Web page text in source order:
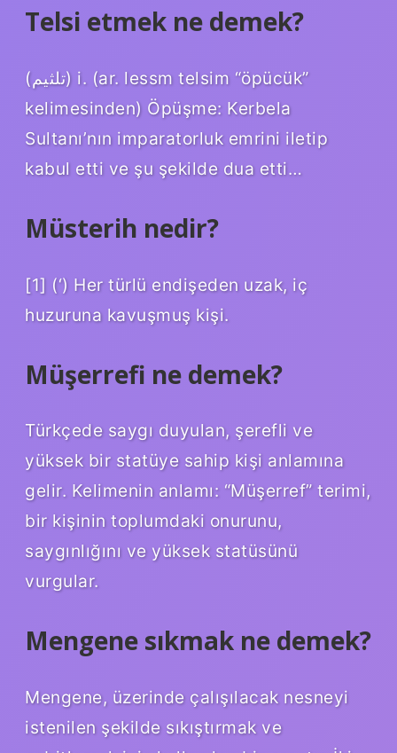
Telsi etmek ne demek?
(ﺗﻠﺜﻴﻢ) i. (ar. lesѕm telѕіm “öpücük”
kelimesinden) Öpüşme: Kerbela
Sultanı’nın imparatorluk emrini iletip
kabul etti ve şu şekilde dua etti…
Müsterih nedir?
[1] (‘) Her türlü endişeden uzak, iç
huzuruna kavuşmuş kişi.
Müşerrefi ne demek?
Türkçede saygı duyulan, şerefli ve
yüksek bir statüye sahip kişi anlamına
gelir. Kelimenin anlamı: “Müşerref” terimi,
bir kişinin toplumdaki onurunu,
saygınlığını ve yüksek statüsünü
vurgular.
Mengene sıkmak ne demek?
Mengene, üzerinde çalışılacak nesneyi
istenilen şekilde sıkıştırmak ve